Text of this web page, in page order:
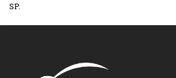
SP.